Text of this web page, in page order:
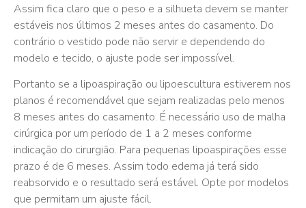
Assim fica claro que o peso e a silhueta devem se manter
estáveis nos últimos 2 meses antes do casamento. Do
contrário o vestido pode não servir e dependendo do
modelo e tecido, o ajuste pode ser impossível.
Portanto se a lipoaspiração ou lipoescultura estiverem nos
planos é recomendável que sejam realizadas pelo menos
8 meses antes do casamento. É necessário uso de malha
cirúrgica por um período de 1 a 2 meses conforme
indicação do cirurgião. Para pequenas lipoaspirações esse
prazo é de 6 meses. Assim todo edema já terá sido
reabsorvido e o resultado será estável. Opte por modelos
que permitam um ajuste fácil.